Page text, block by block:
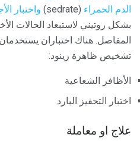
الدم الحمراء (sedrate) واختبار
بشكل روتيني لاستبعاد الحالات
المفاصل. هناك اختباران
تشخيص ظاهرة رينود:
الأظافر الشعاعية
اختبار التحفيز البارد
علاج او معاملة